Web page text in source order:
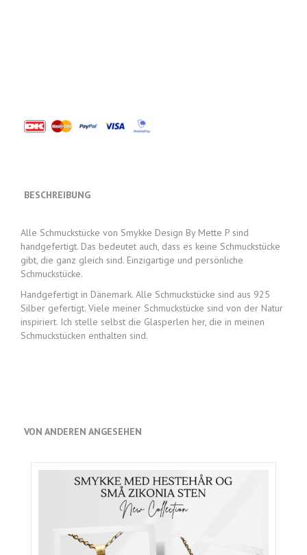
BESCHREIBUNG
Alle Schmuckstücke von Smykke Design By Mette P sind
handgefertigt. Das bedeutet auch, dass es keine Schmuckstücke
gibt, die ganz gleich sind. Einzigartige und persönliche
Schmuckstücke.
Handgefertigt in Dänemark. Alle Schmuckstücke sind aus 925
Silber gefertigt. Viele meiner Schmuckstücke sind von der Natur
inspiriert. Ich stelle selbst die Glasperlen her, die in meinen
Schmuckstücken enthalten sind.
VON ANDEREN ANGESEHEN